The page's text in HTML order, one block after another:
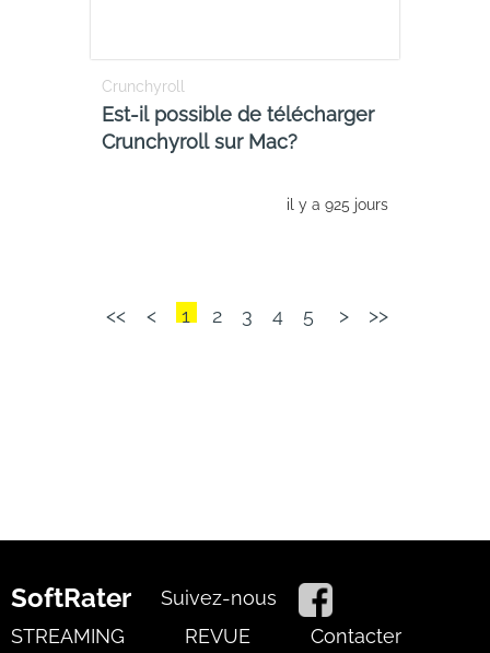
Crunchyroll
Est-il possible de télécharger
Crunchyroll sur Mac?
il y a 925 jours
<< < 1 2 3 4 5 > >>
SoftRater
Suivez-nous
STREAMING
REVUE Contacter